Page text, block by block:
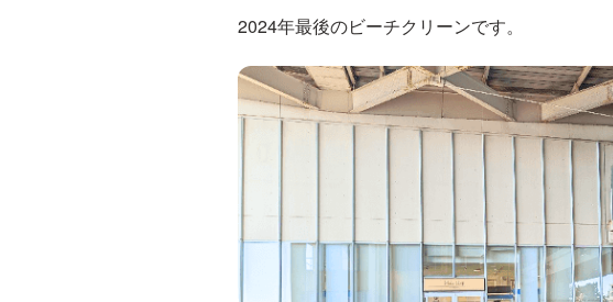
2024年最後のビーチクリーンです。